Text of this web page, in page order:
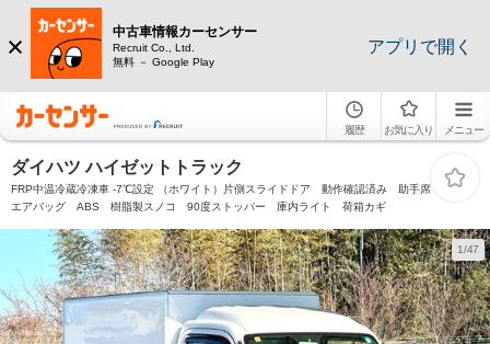
中古車情報カーセンサー
Recruit Co., Ltd.
無料 － Google Play
アプリで開く
履歴 お気に入り メニュー
ダイハツ ハイゼットトラック
FRP中温冷蔵冷凍車 -7℃設定 （ホワイト）片側スライドドア 動作確認済み 助手席
エアバッグ ABS 樹脂製スノコ 90度ストッパー 庫内ライト 荷箱カギ
1/47